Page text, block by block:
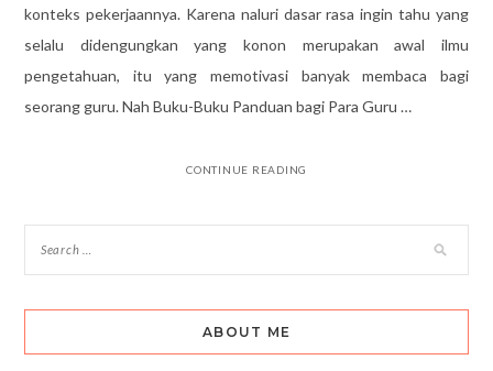
konteks pekerjaannya. Karena naluri dasar rasa ingin tahu yang
selalu didengungkan yang konon merupakan awal ilmu
pengetahuan, itu yang memotivasi banyak membaca bagi
seorang guru. Nah Buku-Buku Panduan bagi Para Guru …
CONTINUE READING
ABOUT ME